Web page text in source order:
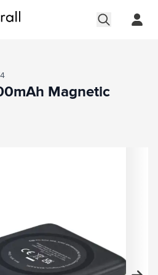
plein écran
Magnetic